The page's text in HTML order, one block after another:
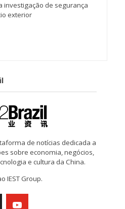
investigação de segurança
exterior
de notícias dedicada a
sobre economia, negócios,
e cultura da China.
IEST Group.